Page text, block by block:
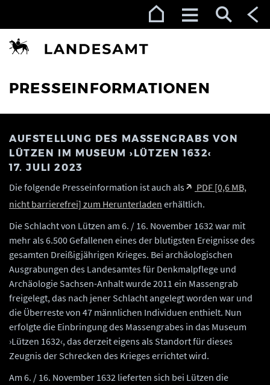
PRESSEINFORMATIONEN
AUFSTELLUNG DES MASSENGRABS VON
LÜTZEN IM MUSEUM ›LÜTZEN 1632‹
17. JULI 2023
Die folgende Presseinformation ist auch als
PDF [0,6 MB,
nicht barrierefrei] zum Herunterladen erhältlich.
Die Schlacht von Lützen am 6. / 16. November 1632 war mit
mehr als 6.500 Gefallenen eines der blutigsten Ereignisse des
gesamten Dreißigjährigen Krieges. Bei archäologischen
Ausgrabungen des Landesamtes für Denkmalpflege und
Archäologie Sachsen-Anhalt wurde 2011 ein Massengrab
freigelegt, das nach jener Schlacht angelegt worden war und
die Überreste von 47 männlichen Individuen enthielt. Nun
erfolgte die Einbringung des Massengrabes in das Museum
›Lützen 1632‹, das derzeit eigens als Standort für dieses
Zeugnis der Schrecken des Krieges errichtet wird.
Am 6. / 16. November 1632 lieferten sich bei Lützen die